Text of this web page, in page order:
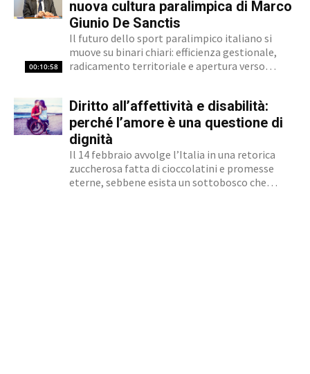
all’handbike: cosa è successo Il 15 settembre
2001,...
00:10:58
nuova cultura paralimpica di Marco
Giunio De Sanctis
Il futuro dello sport paralimpico italiano si
muove su binari chiari: efficienza gestionale,
radicamento territoriale e apertura verso
ha delineato una strategia che punta a
trasformare il movimento da ente di gestione...
Diritto all’affettività e disabilità:
perché l’amore è una questione di
dignità
Il 14 febbraio avvolge l’Italia in una retorica
zuccherosa fatta di cioccolatini e promesse
eterne, sebbene esista un sottobosco che